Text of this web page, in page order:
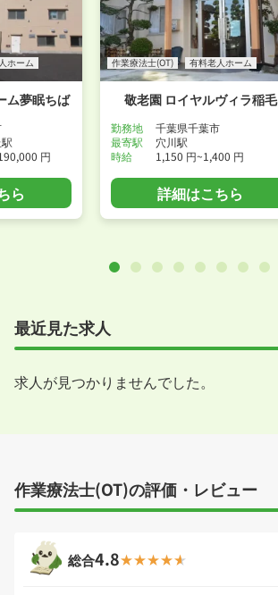
ホーム
ム夢眠ちば
円
ら
作業療法士(OT) 有料老人ホーム
敬老園 ロイヤルヴィラ稲毛
勤務地
千葉県千葉市
最寄駅
穴川駅
時給
1,150 円~1,400 円
詳細はこちら
最近見た求人
求人が見つかりませんでした。
作業療法士(OT)の評価・レビュー
総合4.8